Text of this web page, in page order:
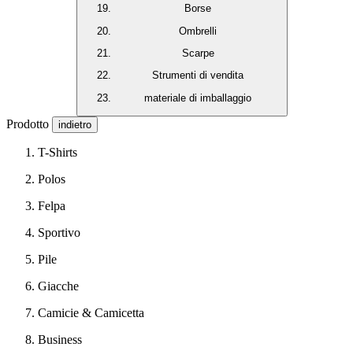
Borse
Ombrelli
Scarpe
Strumenti di vendita
materiale di imballaggio
Prodotto indietro
T-Shirts
Polos
Felpa
Sportivo
Pile
Giacche
Camicie & Camicetta
Business